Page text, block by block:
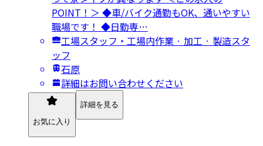
POINT！＞ ◆車/バイク通勤もOK、通いやすい
職場です！ ◆日勤専…
工場スタッフ・工場内作業 · 加工 · 製造スタ
ッフ
石原
詳細はお問い合わせください
お気に入り
詳細を見る